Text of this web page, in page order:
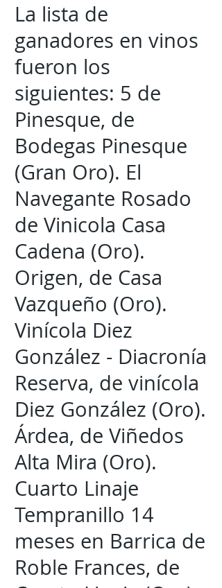
La lista de
ganadores en vinos
fueron los
siguientes: 5 de
Pinesque, de
Bodegas Pinesque
(Gran Oro). El
Navegante Rosado
de Vinicola Casa
Cadena (Oro).
Origen, de Casa
Vazqueño (Oro).
Vinícola Diez
González - Diacronía
Reserva, de vinícola
Diez González (Oro).
Árdea, de Viñedos
Alta Mira (Oro).
Cuarto Linaje
Tempranillo 14
meses en Barrica de
Roble Frances, de